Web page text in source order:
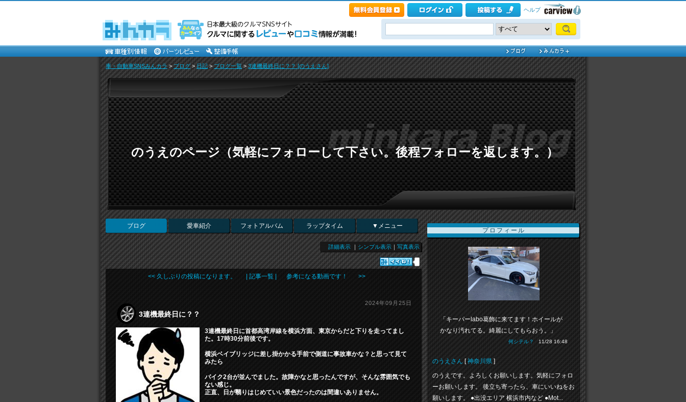
ヘルプ
車・自動車SNSみんカラ>ブログ>日記>ブログ一覧>3連機最終日に？？ [のうえさん]
のうえのページ（気軽にフォローして下さい。後程フォローを返します。）
ブログ 愛車紹介 フォトアルバム ラップタイム ▼メニュー
詳細表示 ｜ シンプル表示 ｜ 写真表示
<< 久しぶりの投稿になります。 | 記事一覧 | 参考になる動画です！ >>
2024年09月25日
3連機最終日に？？
3連機最終日に首都高湾岸線を横浜方面、東京からだと下りを走ってまし
た。17時30分前後です。
横浜ベイブリッジに差し掛かかる手前で側道に事故車かな？と思って見て
みたら
バイク2台が並んでました。故障かなと思ったんですが、そんな雰囲気でも
ない感じ。
正直、日が翳りはじめていい景色だったのは間違いありません。
プロフィール
「キーパーlabo葛飾に来てます！ホイールが
かなり汚れてる。綺麗にしてもらおう。」
何シテル？ 11/28 16:48
のうえさん [神奈川県]
のうえです。よろしくお願いします。気軽にフォロ
ーお願いします。 後立ち寄ったら、車にいいねをお
願いします。 ●出没エリア 横浜市内など ●Mot...